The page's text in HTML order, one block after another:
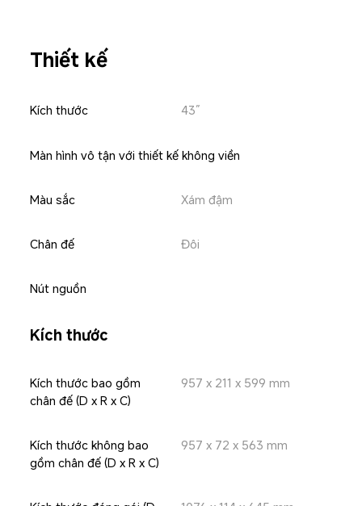
Thiết kế
Kích thước 43”
Màn hình vô tận với thiết kế không viền
Màu sắc Xám đậm
Chân đế Đôi
Nút nguồn
Kích thước
Kích thước bao gồm
chân đế (D x R x C)
957 x 211 x 599 mm
Kích thước không bao
gồm chân đế (D x R x C)
957 x 72 x 563 mm